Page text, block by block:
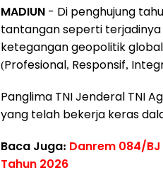
MADIUN - Di penghujung
tantangan seperti
ketegangan geopolitik
(Profesional, Responsif,
Panglima TNI Jenderal TNI
yang telah bekerja keras
Baca Juga: Danrem 084/
Tahun 2026